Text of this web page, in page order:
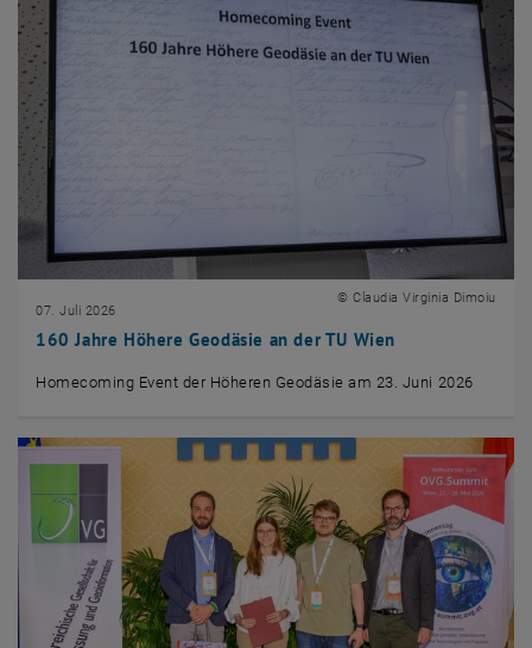
160 Jahre Höhere Geodäsie an der TU Wien
07. Juli 2026
© Claudia Virginia Dimoiu
Homecoming Event der Höheren Geodäsie am 23. Juni 2026